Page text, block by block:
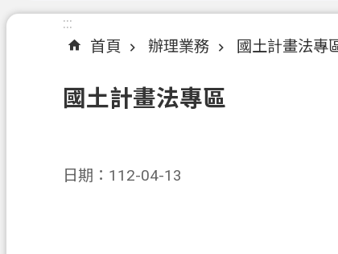
:::
首頁
辦理業務 國土計畫法專
國土計畫法專區
日期：112-04-13